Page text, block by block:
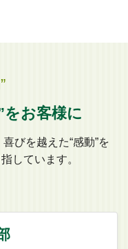
をお客様に
びを越えた“感動”を
しています。